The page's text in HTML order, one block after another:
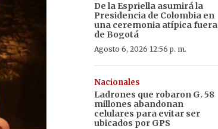
De la Espriella asumirá la
Presidencia de Colombia en
una ceremonia atípica fuera
de Bogotá
Agosto 6, 2026 12:56 p. m.
Nacionales
Ladrones que robaron G. 58
millones abandonan
celulares para evitar ser
ubicados por GPS